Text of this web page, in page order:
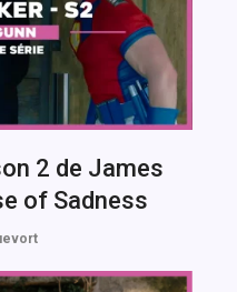
2 de James
of Sadness